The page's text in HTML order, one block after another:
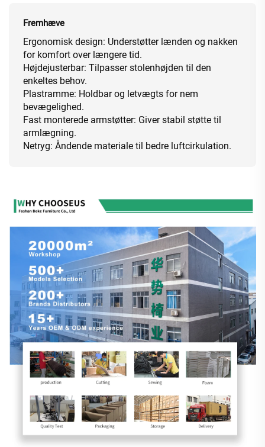
Fremhæve
Ergonomisk design: Understøtter lænden og nakken
for komfort over længere tid.
Højdejusterbar: Tilpasser stolenhøjden til den
enkeltes behov.
Plastramme: Holdbar og letvægts for nem
bevægelighed.
Fast monterede armstøtter: Giver stabil støtte til
armlægning.
Netryg: Åndende materiale til bedre luftcirkulation.